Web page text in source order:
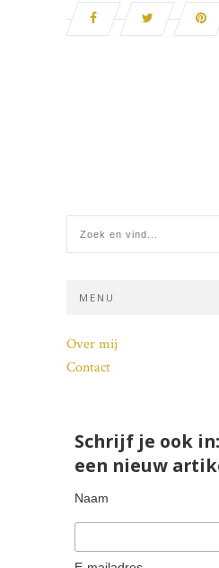
MENU
Over mij
Contact
Schrijf je ook
een nieuw
Naam